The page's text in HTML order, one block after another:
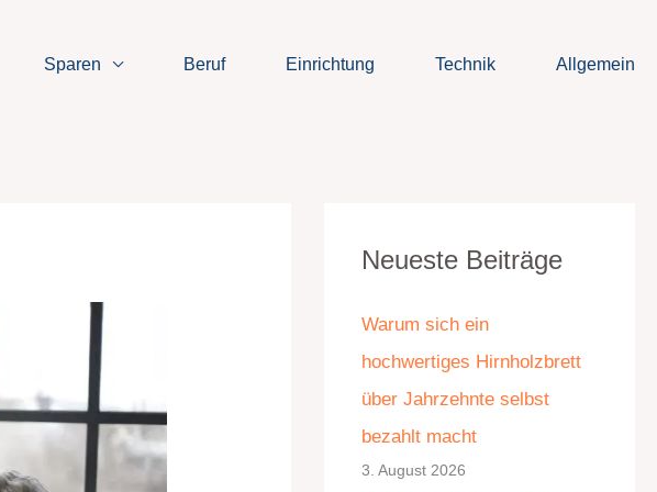
Sparen Beruf Einrichtung Technik Allgemein
Neueste Beiträge
Warum sich ein
hochwertiges Hirnholzbrett
über Jahrzehnte selbst
bezahlt macht
3. August 2026
a
e
g
o
r
i
r
h
i
v